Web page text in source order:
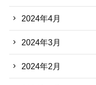
2024年4月
2024年3月
2024年2月